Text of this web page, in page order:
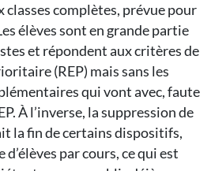
classes complètes, prévue pour
élèves sont en grande partie
et répondent aux critères de
(REP) mais sans les
qui vont avec, faute
À l’inverse, la suppression de
la fin de certains dispositifs,
par cours, ce qui est